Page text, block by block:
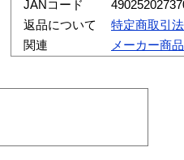
JANコード
返品について
特定商取引
関連
メーカー商